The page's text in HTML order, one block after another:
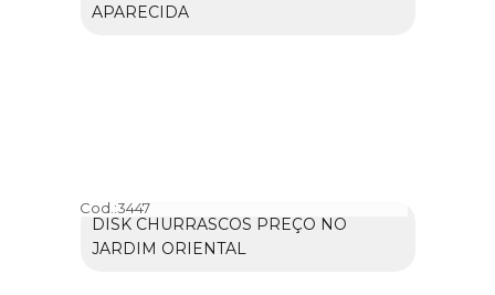
APARECIDA
Cod.:3447
DISK CHURRASCOS PREÇO NO
JARDIM ORIENTAL